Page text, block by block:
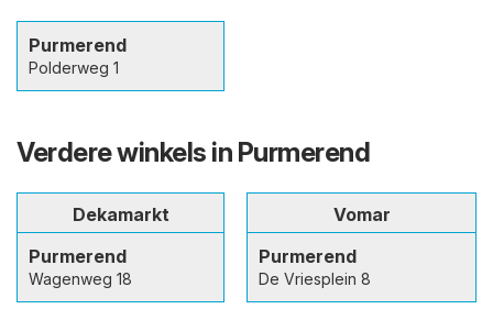
Purmerend
Polderweg 1
Verdere winkels in Purmerend
Dekamarkt
Purmerend
Wagenweg 18
Vomar
Purmerend
De Vriesplein 8